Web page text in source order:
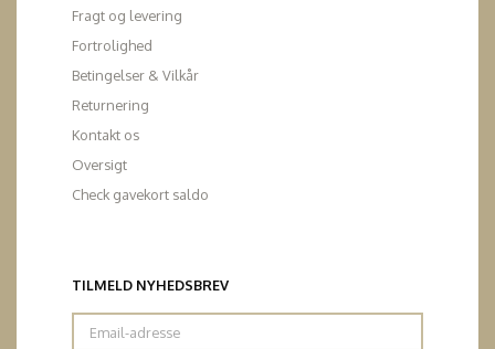
Fragt og levering
Fortrolighed
Betingelser & Vilkår
Returnering
Kontakt os
Oversigt
Check gavekort saldo
TILMELD NYHEDSBREV
Email-
adresse